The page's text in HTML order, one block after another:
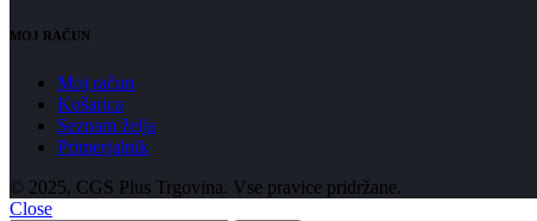
MOJ RAČUN
Moj račun
Košarica
Seznam želja
Primerjalnik
© 2025, CGS Plus Trgovina. Vse pravice pridržane.
Close